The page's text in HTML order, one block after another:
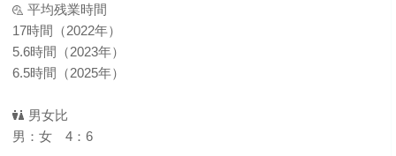
平均残業時間
17時間（2022年）
5.6時間（2023年）
6.5時間（2025年）
男女比
男：女 4：6